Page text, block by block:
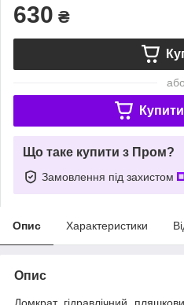
630 ₴
або
Що таке купити з Пром?
Замовлення під захистом
Опис Характеристики
Опис
Домкрат гідравлічний